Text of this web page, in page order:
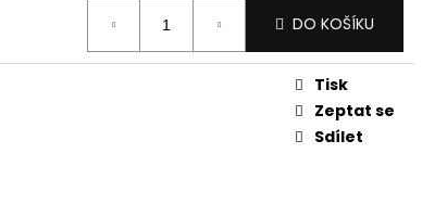
DO KOŠÍKU
Tisk
Zeptat se
Sdílet